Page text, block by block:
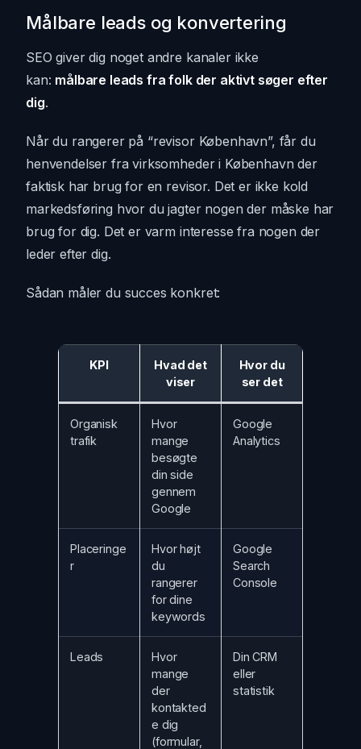
Målbare leads og konvertering
SEO giver dig noget andre kanaler ikke
kan: målbare leads fra folk der aktivt søger efter
dig.
Når du rangerer på “revisor København”, får du
henvendelser fra virksomheder i København der
faktisk har brug for en revisor. Det er ikke kold
markedsføring hvor du jagter nogen der måske har
brug for dig. Det er varm interesse fra nogen der
leder efter dig.
Sådan måler du succes konkret:
KPI
Hvad det
viser
Hvor du
ser det
Organisk
trafik
Hvor
mange
besøgte
din side
gennem
Google
Google
Analytics
Placeringe
r
Hvor højt
du
rangerer
for dine
keywords
Google
Search
Console
Leads
Hvor
mange
der
kontakted
e dig
(formular,
Din CRM
eller
statistik